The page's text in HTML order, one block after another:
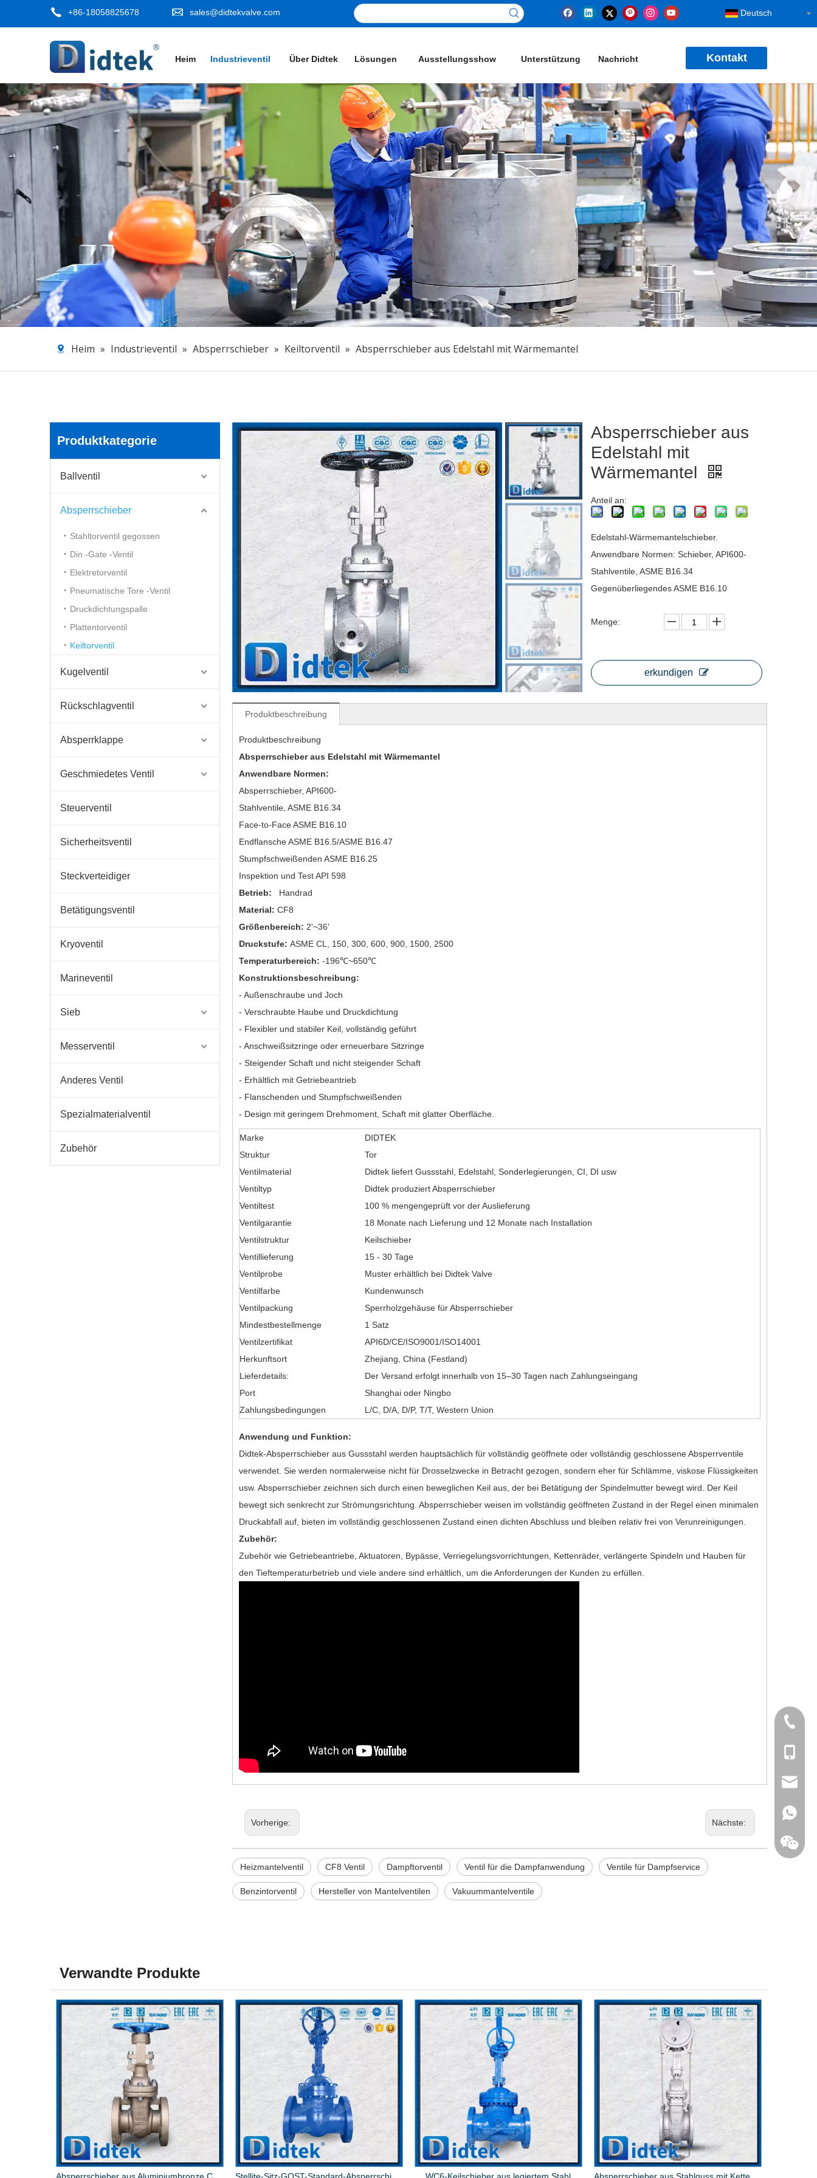
+86-18058825678 sales@didtekvalve.com Deutsch
Heim Industrieventil Über Didtek Lösungen Ausstellungsshow Unterstützung Nachricht Kontakt
Heim » Industrieventil » Absperrschieber » Keiltorventil » Absperrschieber aus Edelstahl mit Wärmemantel
Produktkategorie
Ballventil
Absperrschieber
Stahltorventil gegossen
Din -Gate -Ventil
Elektretorventil
Pneumatische Tore -Ventil
Druckdichtungspalle
Plattentorventil
Keiltorventil
Kugelventil
Rückschlagventil
Absperrklappe
Geschmiedetes Ventil
Steuerventil
Sicherheitsventil
Steckverteidiger
Betätigungsventil
Kryoventil
Marineventil
Sieb
Messerventil
Anderes Ventil
Spezialmaterialventil
Zubehör
Absperrschieber aus
Edelstahl mit
Wärmemantel
Anteil an:
Edelstahl-Wärmemantelschieber.
Anwendbare Normen: Schieber, API600-
Stahlventile, ASME B16.34
Gegenüberliegendes ASME B16.10
Menge:
erkundigen
Produktbeschreibung
Produktbeschreibung
Absperrschieber aus Edelstahl mit Wärmemantel
Anwendbare Normen:
Absperrschieber, API600-
Stahlventile, ASME B16.34
Face-to-Face ASME B16.10
Endflansche ASME B16.5/ASME B16.47
Stumpfschweißenden ASME B16.25
Inspektion und Test API 598
Betrieb:
Handrad
Material: CF8
Größenbereich: 2'~36'
Druckstufe: ASME CL, 150, 300, 600, 900, 1500, 2500
Temperaturbereich: -196℃~650℃
Konstruktionsbeschreibung:
- Außenschraube und Joch
- Verschraubte Haube und Druckdichtung
- Flexibler und stabiler Keil, vollständig geführt
- Anschweißsitzringe oder erneuerbare Sitzringe
- Steigender Schaft und nicht steigender Schaft
- Erhältlich mit Getriebeantrieb
- Flanschenden und Stumpfschweißenden
- Design mit geringem Drehmoment, Schaft mit glatter Oberfläche.
Marke
DIDTEK
Struktur
Tor
Ventilmaterial
Didtek liefert Gussstahl, Edelstahl, Sonderlegierungen, CI, DI usw
Ventiltyp
Didtek produziert Absperrschieber
Ventiltest
100 % mengengeprüft vor der Auslieferung
Ventilgarantie
18 Monate nach Lieferung und 12 Monate nach Installation
Ventilstruktur
Keilschieber
Ventillieferung
15 - 30 Tage
Ventilprobe
Muster erhältlich bei Didtek Valve
Ventilfarbe
Kundenwunsch
Ventilpackung
Sperrholzgehäuse für Absperrschieber
Mindestbestellmenge
1 Satz
Ventilzertifikat
API6D/CE/ISO9001/ISO14001
Herkunftsort
Zhejiang, China (Festland)
Lieferdetails:
Der Versand erfolgt innerhalb von 15–30 Tagen nach Zahlungseingang
Port
Shanghai oder Ningbo
Zahlungsbedingungen
L/C, D/A, D/P, T/T, Western Union
Anwendung und Funktion:
Didtek-Absperrschieber aus Gussstahl werden hauptsächlich für vollständig geöffnete oder vollständig geschlossene Absperrventile
verwendet. Sie werden normalerweise nicht für Drosselzwecke in Betracht gezogen, sondern eher für Schlämme, viskose Flüssigkeiten
usw. Absperrschieber zeichnen sich durch einen beweglichen Keil aus, der bei Betätigung der Spindelmutter bewegt wird. Der Keil
bewegt sich senkrecht zur Strömungsrichtung. Absperrschieber weisen im vollständig geöffneten Zustand in der Regel einen minimalen
Druckabfall auf, bieten im vollständig geschlossenen Zustand einen dichten Abschluss und bleiben relativ frei von Verunreinigungen.
Zubehör:
Zubehör wie Getriebeantriebe, Aktuatoren, Bypässe, Verriegelungsvorrichtungen, Kettenräder, verlängerte Spindeln und Hauben für
den Tieftemperaturbetrieb und viele andere sind erhältlich, um die Anforderungen der Kunden zu erfüllen.
Vorherige: Nächste:
Heizmantelventil CF8 Ventil Dampftorventil Ventil für die Dampfanwendung Ventile für Dampfservice
Benzintorventil Hersteller von Mantelventilen Vakuummantelventile
Verwandte Produkte
+86-
+86-